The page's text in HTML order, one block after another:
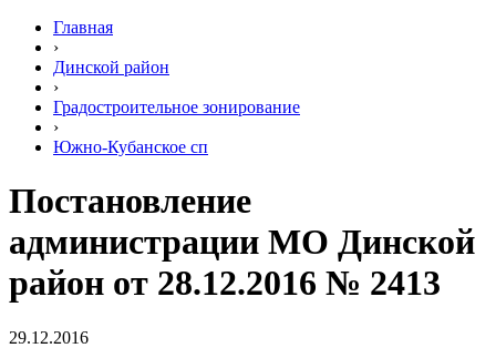
Главная
›
Динской район
›
Градостроительное зонирование
›
Южно-Кубанское сп
Постановление
администрации МО Динской
район от 28.12.2016 № 2413
29.12.2016